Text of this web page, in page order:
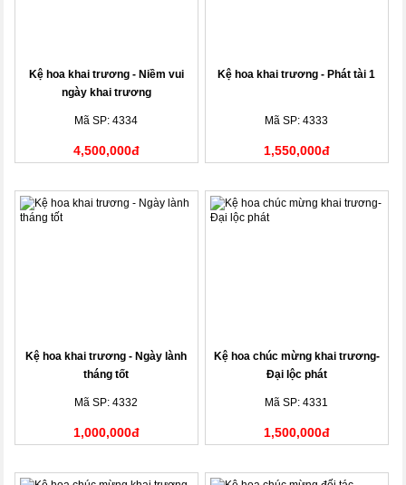
Kệ hoa khai trương - Niềm vui
ngày khai trương
Mã SP: 4334
4,500,000đ
Kệ hoa khai trương - Phát tài 1
Mã SP: 4333
1,550,000đ
Kệ hoa khai trương - Ngày lành
tháng tốt
Mã SP: 4332
1,000,000đ
Kệ hoa chúc mừng khai trương-
Đại lộc phát
Mã SP: 4331
1,500,000đ